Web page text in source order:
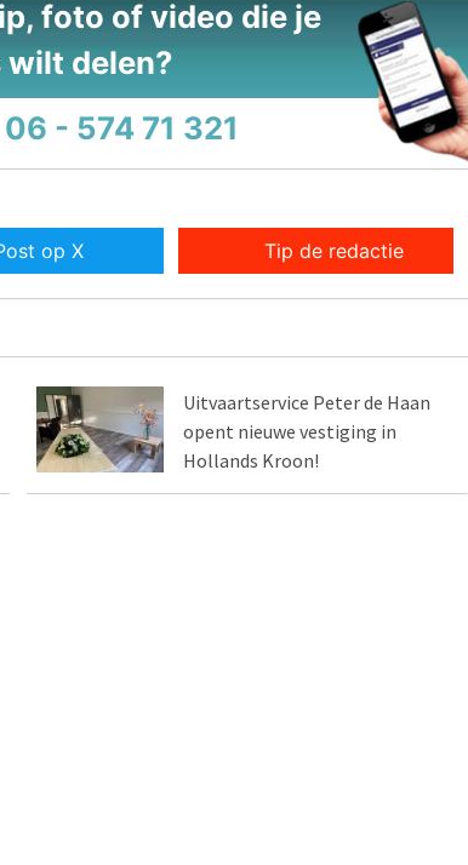
foto of video die je
wilt delen?
06 - 574 71 321
op X Tip de redactie
Uitvaartservice Peter de Haan
opent nieuwe vestiging in
Hollands Kroon!